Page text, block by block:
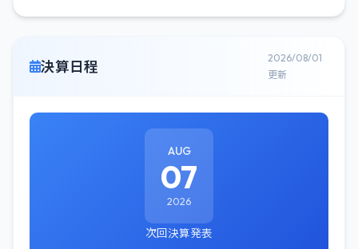
決算日程
2026/08/01
更新
AUG
07
2026
次回決算発表